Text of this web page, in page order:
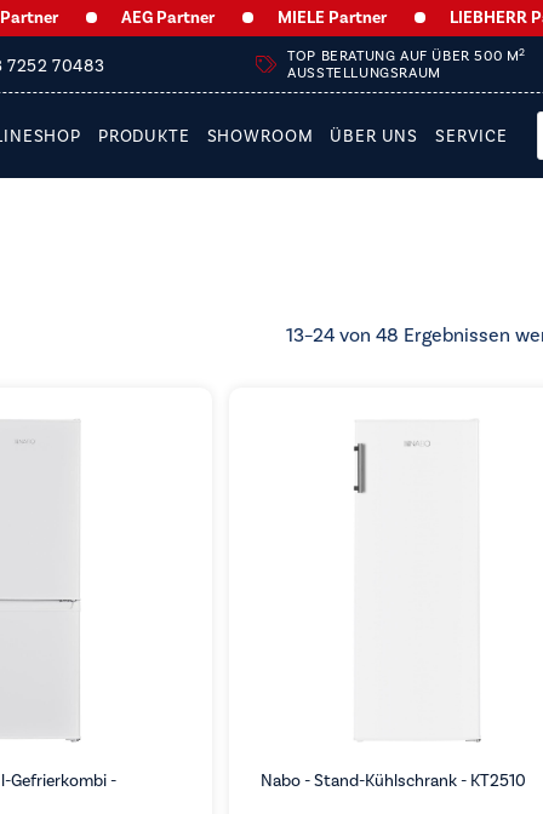
AEG Partner MIELE Partner LIEBHERR Partner
7252 70483 TOP BERATUNG AUF ÜBER 500 M2
AUSSTELLUNGSRAUM
PRODUKTE SHOWROOM ÜBER UNS SERVICE
13–24 von 48 Ergebnissen
Gefrierkombi - Nabo - Stand-Kühlschrank - KT2510